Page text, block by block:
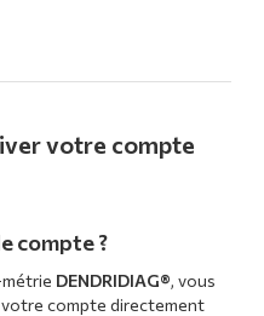
votre compte
compte ?
DENDRIDIAG®, vous
votre compte directement